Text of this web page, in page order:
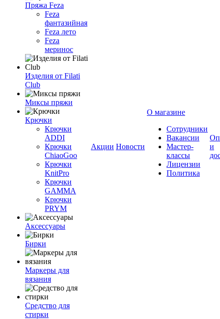
Пряжа Feza
Feza
фантазийная
Feza лето
Feza
меринос
Изделия от Filati
Club
Миксы пряжи
Крючки
Крючки
ADDI
Крючки
ChiaoGoo
Крючки
KnitPro
Крючки
GAMMA
Крючки
PRYM
Аксессуары
Бирки
Маркеры для
вязания
Средство для
стирки
Акции Новости
О магазине
Сотрудники
Вакансии
Мастер-
классы
Лицензии
Политика
и